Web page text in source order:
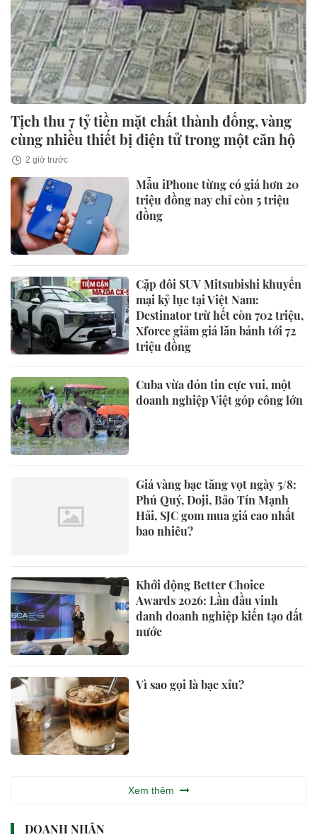
Tịch thu 7 tỷ tiền mặt chất thành đống, vàng
cùng nhiều thiết bị điện tử trong một căn hộ
2 giờ trước
Mẫu iPhone từng có giá hơn 20
triệu đồng nay chỉ còn 5 triệu
đồng
Cặp đôi SUV Mitsubishi khuyến
mại kỷ lục tại Việt Nam:
Destinator trừ hết còn 702 triệu,
Xforce giảm giá lăn bánh tới 72
triệu đồng
Cuba vừa đón tin cực vui, một
doanh nghiệp Việt góp công lớn
Giá vàng bạc tăng vọt ngày 5/8:
Phú Quý, Doji, Bảo Tín Mạnh
Hải, SJC gom mua giá cao nhất
bao nhiêu?
Khởi động Better Choice
Awards 2026: Lần đầu vinh
danh doanh nghiệp kiến tạo đất
nước
Vì sao gọi là bạc xỉu?
Xem thêm
DOANH NHÂN